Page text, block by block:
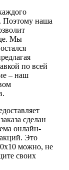
Поэтому наша
Мы
по всей
– наш
сделан
онлайн-
Это
можно, не
своих